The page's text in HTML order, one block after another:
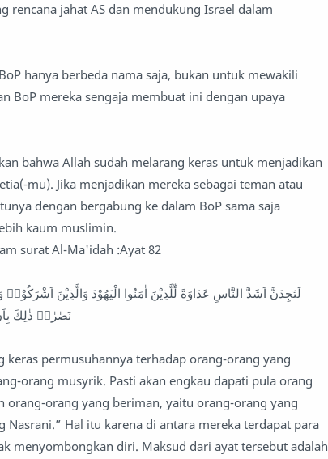
jahat AS dan mendukung Israel dalam
hanya berbeda nama saja, bukan untuk mewakili
BoP mereka sengaja membuat ini dengan upaya
bahwa Allah sudah melarang keras untuk menjadikan
mu). Jika menjadikan mereka sebagai teman atau
dengan bergabung ke dalam BoP sama saja
kaum muslimin.
surat Al-Ma'idah :Ayat 82
نَصٰرٰىۗ ذٰلِكَ بِاَنَّ
keras permusuhannya terhadap orang-orang yang
orang musyrik. Pasti akan engkau dapati pula orang
orang-orang yang beriman, yaitu orang-orang yang
Nasrani.” Hal itu karena di antara mereka terdapat para
menyombongkan diri. Maksud dari ayat tersebut adalah